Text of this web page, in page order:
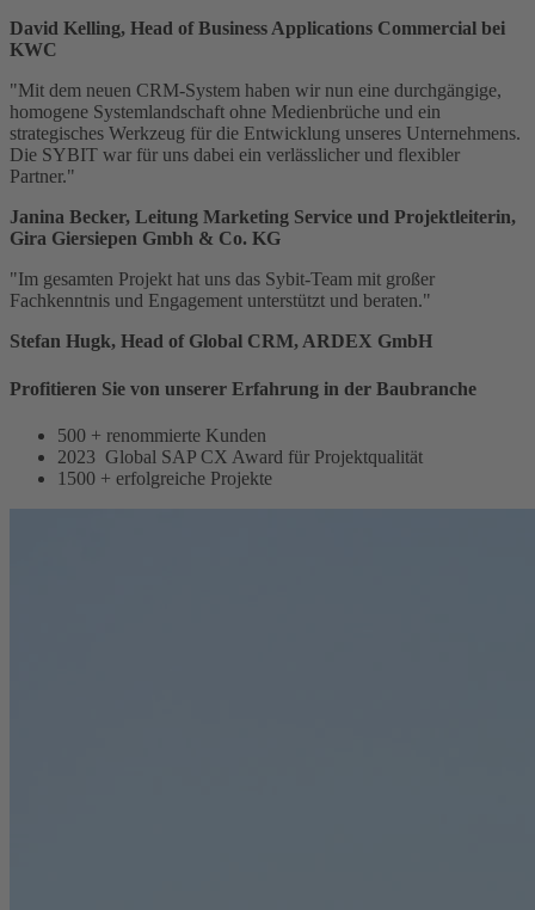
David Kelling, Head ofBusiness Applications Commercial bei
KWC
"Mit dem neuen CRM-System haben wir nun eine durchgängige,
homogene Systemlandschaft ohne Medienbrüche und ein
strategisches Werkzeug für die Entwicklung unseres Unternehmens.
Die SYBIT war für uns dabei ein verlässlicher und flexibler
Partner."
Janina Becker, Leitung Marketing Service und Projektleiterin,
Gira Giersiepen Gmbh & Co. KG
"Im gesamten Projekt hat uns das Sybit-Team mit großer
Fachkenntnis und Engagement unterstützt und beraten."
Stefan Hugk, Head ofGlobal CRM, ARDEX GmbH
Profitieren Sie von unserer Erfahrung in der Baubranche
500 + renommierte Kunden
2023 Global SAP CX Award für Projektqualität
1500 + erfolgreiche Projekte